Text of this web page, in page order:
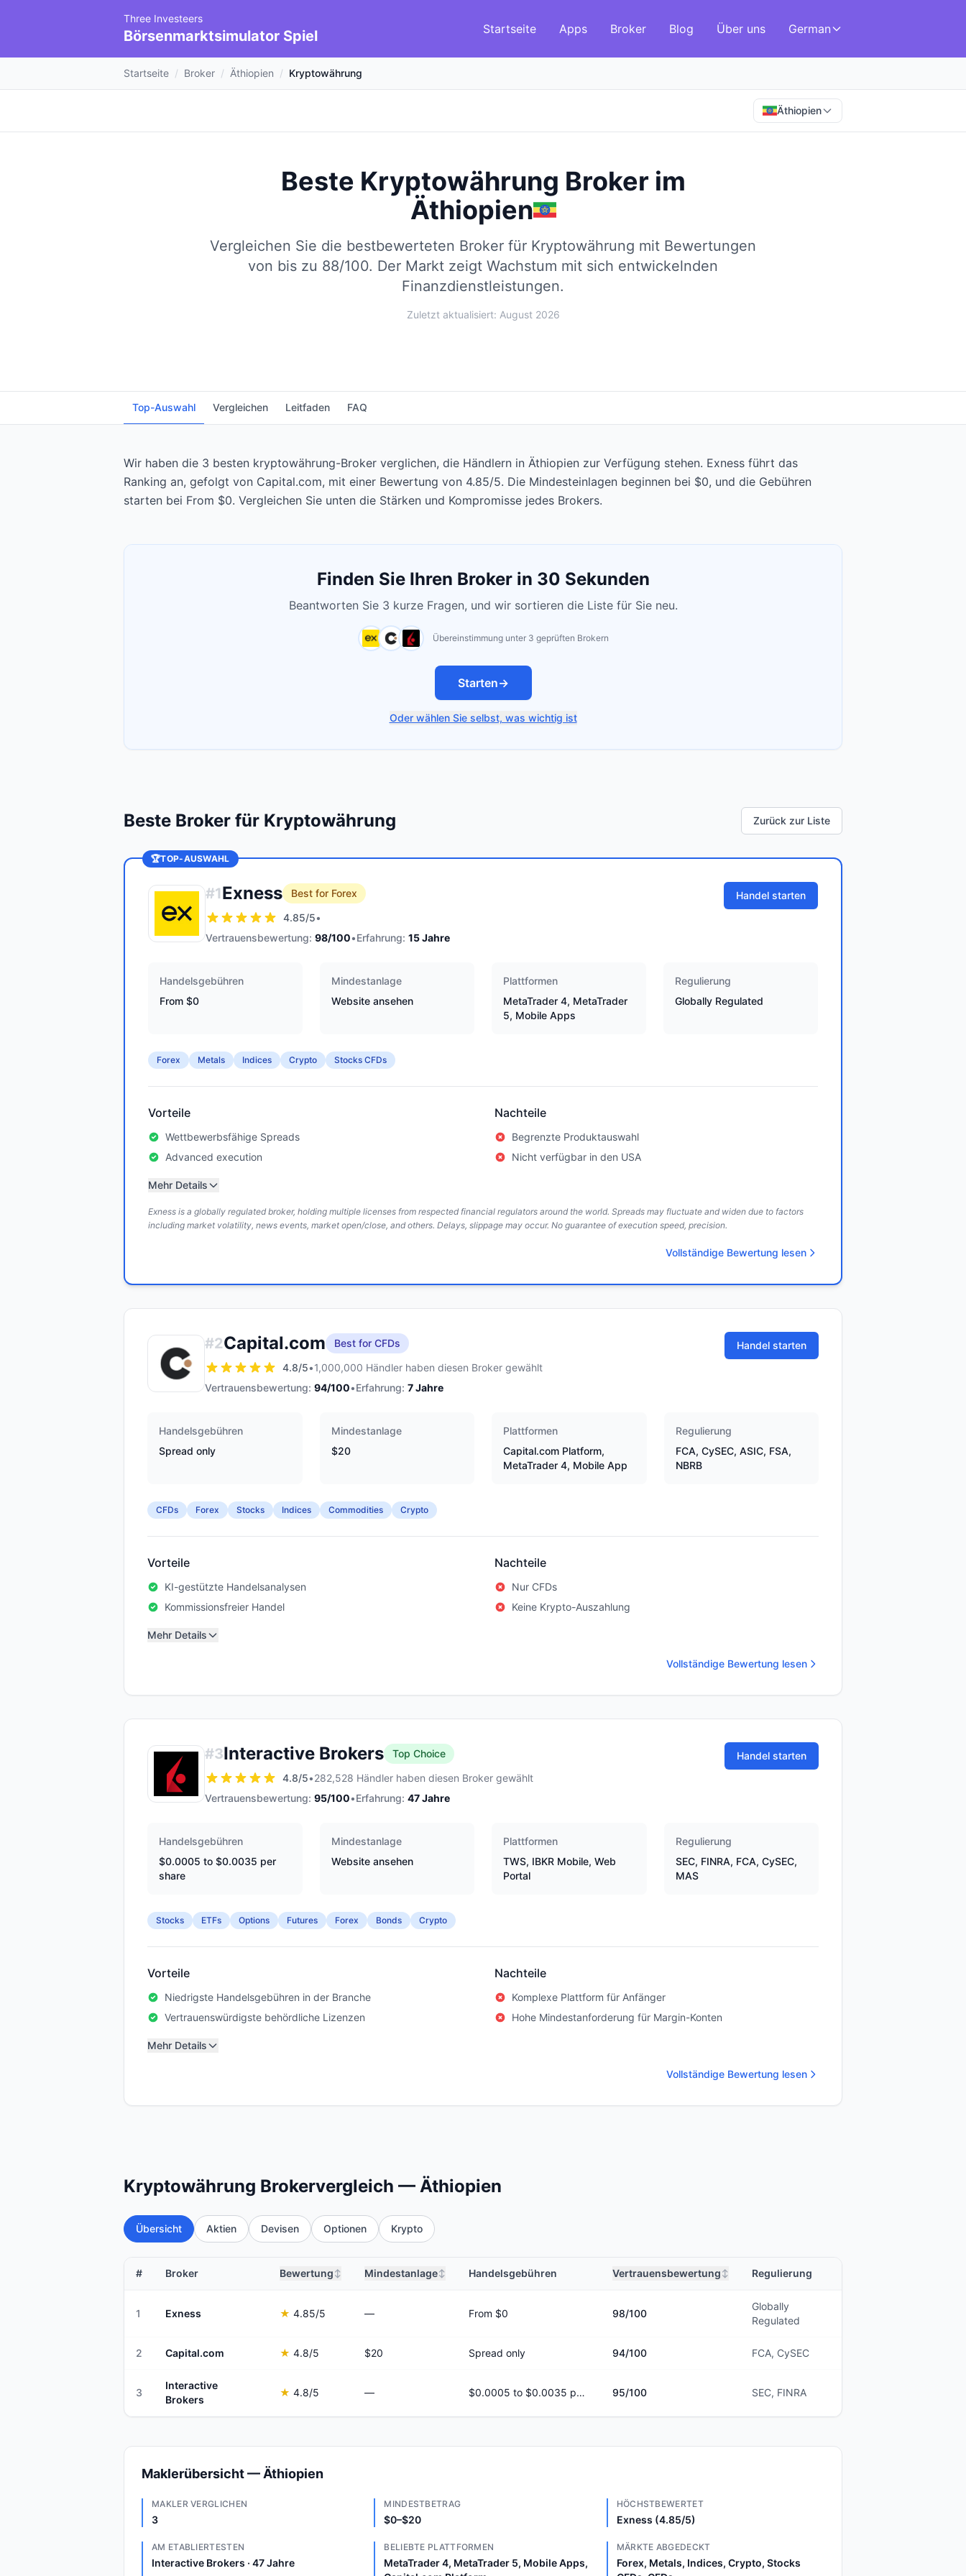
Three Investeers
Börsenmarktsimulator Spiel Startseite Apps Broker Blog Über uns German
Startseite / Broker / Äthiopien / Kryptowährung
Äthiopien
Beste Kryptowährung Broker im
Äthiopien
Vergleichen Sie die bestbewerteten Broker für Kryptowährung mit Bewertungen
von bis zu 88/100. Der Markt zeigt Wachstum mit sich entwickelnden
Finanzdienstleistungen.
Zuletzt aktualisiert: August 2026
Top-Auswahl Vergleichen Leitfaden FAQ
Wir haben die 3 besten kryptowährung-Broker verglichen, die Händlern in Äthiopien zur Verfügung stehen. Exness führt das
Ranking an, gefolgt von Capital.com, mit einer Bewertung von 4.85/5. Die Mindesteinlagen beginnen bei $0, und die Gebühren
starten bei From $0. Vergleichen Sie unten die Stärken und Kompromisse jedes Brokers.
Finden Sie Ihren Broker in 30 Sekunden
Beantworten Sie 3 kurze Fragen, und wir sortieren die Liste für Sie neu.
Übereinstimmung unter 3 geprüften Brokern
Starten→
Oder wählen Sie selbst, was wichtig ist
Beste Broker für Kryptowährung Zurück zur Liste
🏆TOP-AUSWAHL
#1Exness
Best for Forex
4.85/5•
Vertrauensbewertung: 98/100•Erfahrung: 15Jahre
Handel starten
Handelsgebühren
From $0
Mindestanlage
Website ansehen
Plattformen
MetaTrader 4, MetaTrader
5, Mobile Apps
Regulierung
Globally Regulated
Forex Metals Indices Crypto Stocks CFDs
Vorteile
Wettbewerbsfähige Spreads
Advanced execution
Nachteile
Begrenzte Produktauswahl
Nicht verfügbar in den USA
Mehr Details
Exness is a globally regulated broker, holding multiple licenses from respected financial regulators around the world. Spreads may fluctuate and widen due to factors
including market volatility, news events, market open/close, and others. Delays, slippage may occur. No guarantee of execution speed, precision.
Vollständige Bewertung lesen
#2Capital.com
Best for CFDs
4.8/5•1,000,000 Händler haben diesen Broker gewählt
Vertrauensbewertung: 94/100•Erfahrung: 7Jahre
Handel starten
Handelsgebühren
Spread only
Mindestanlage
$20
Plattformen
Capital.com Platform,
MetaTrader 4, Mobile App
Regulierung
FCA, CySEC, ASIC, FSA,
NBRB
CFDs Forex Stocks Indices Commodities Crypto
Vorteile
KI-gestützte Handelsanalysen
Kommissionsfreier Handel
Nachteile
Nur CFDs
Keine Krypto-Auszahlung
Mehr Details
Vollständige Bewertung lesen
#3Interactive Brokers
Top Choice
4.8/5•282,528 Händler haben diesen Broker gewählt
Vertrauensbewertung: 95/100•Erfahrung: 47Jahre
Handel starten
Handelsgebühren
$0.0005 to $0.0035 per
share
Mindestanlage
Website ansehen
Plattformen
TWS, IBKR Mobile, Web
Portal
Regulierung
SEC, FINRA, FCA, CySEC,
MAS
Stocks ETFs Options Futures Forex Bonds Crypto
Vorteile
Niedrigste Handelsgebühren in der Branche
Vertrauenswürdigste behördliche Lizenzen
Nachteile
Komplexe Plattform für Anfänger
Hohe Mindestanforderung für Margin-Konten
Mehr Details
Vollständige Bewertung lesen
Kryptowährung Brokervergleich — Äthiopien
Übersicht Aktien Devisen Optionen Krypto
# Broker Bewertung ↕ Mindestanlage↕ Handelsgebühren Vertrauensbewertung ↕ Regulierung
1 Exness ★ 4.85/5 — From $0 98/100
Globally
Regulated
2 Capital.com ★ 4.8/5 $20 Spread only 94/100 FCA, CySEC
3
Interactive
Brokers
★ 4.8/5 — $0.0005 to $0.0035 per share 95/100 SEC, FINRA
Maklerübersicht — Äthiopien
MAKLER VERGLICHEN
3
MINDESTBETRAG
$0–$20
HÖCHSTBEWERTET
Exness (4.85/5)
AM ETABLIERTESTEN
Interactive Brokers · 47 Jahre
BELIEBTE PLATTFORMEN
MetaTrader 4, MetaTrader 5, Mobile Apps,
MÄRKTE ABGEDECKT
Forex, Metals, Indices, Crypto, Stocks